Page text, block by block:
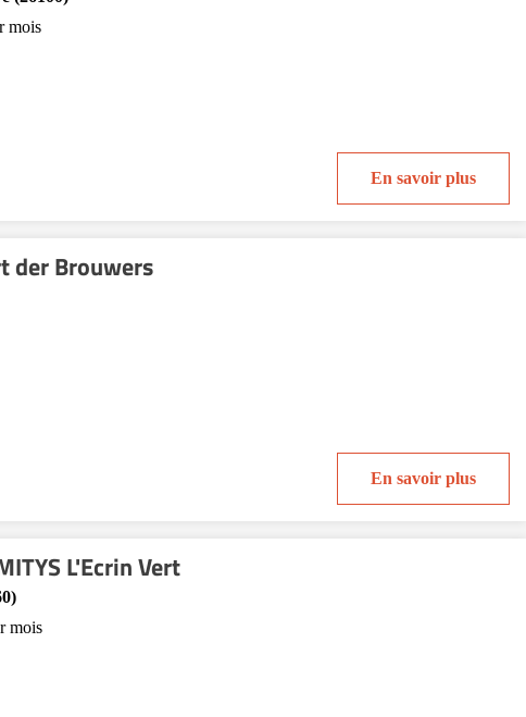
mois
En savoir plus
der Brouwers
En savoir plus
L'Ecrin Vert
mois